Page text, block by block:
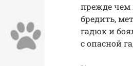
прежде чем
бредить,
гадюк и
с опасной